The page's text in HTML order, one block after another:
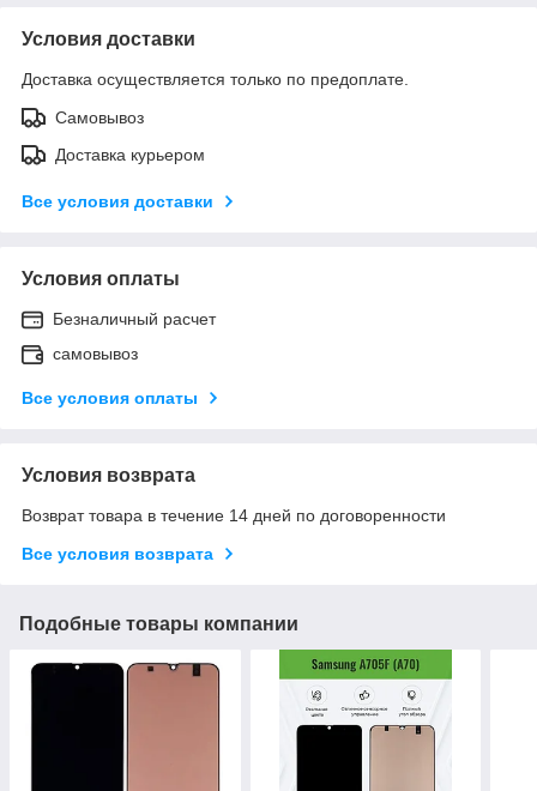
Условия доставки
Доставка осуществляется только по предоплате.
Самовывоз
Доставка курьером
Все условия доставки
Условия оплаты
Безналичный расчет
самовывоз
Все условия оплаты
Условия возврата
Возврат товара в течение 14 дней по договоренности
Все условия возврата
Подобные товары компании